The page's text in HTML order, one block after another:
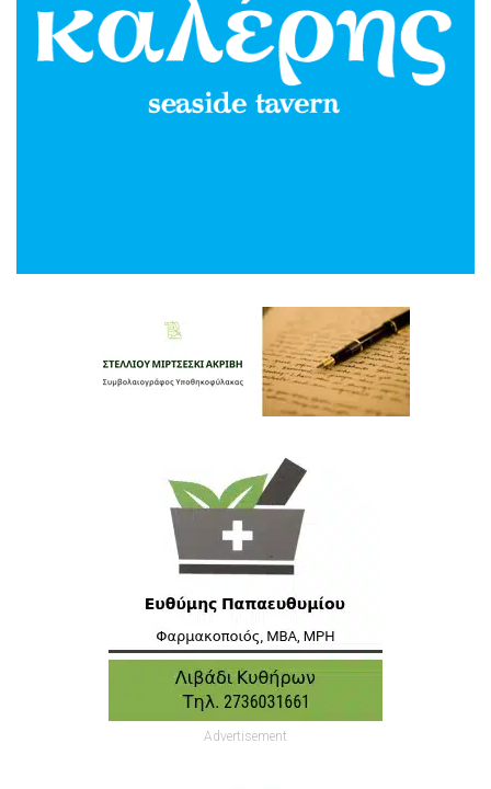
Advertisement